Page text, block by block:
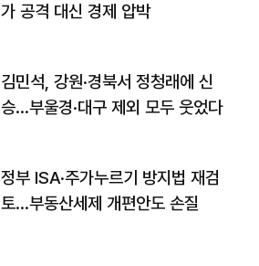
가 공격 대신 경제 압박
김민석, 강원·경북서 정청래에 신
승…부울경·대구 제외 모두 웃었다
정부 ISA·주가누르기 방지법 재검
토…부동산세제 개편안도 손질